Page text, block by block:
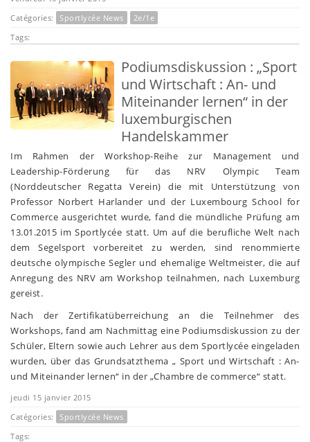
Catégories:
Sportlycée News
2e/1e
Tags:
Podiumsdiskussion : „Sport
und Wirtschaft : An- und
Miteinander lernen“ in der
luxemburgischen
Handelskammer
Im Rahmen der Workshop-Reihe zur Management und
Leadership-Förderung für das NRV Olympic Team
(Norddeutscher Regatta Verein) die mit Unterstützung von
Professor Norbert Harlander und der Luxembourg School for
Commerce ausgerichtet wurde, fand die mündliche Prüfung am
13.01.2015 im Sportlycée statt. Um auf die berufliche Welt nach
dem Segelsport vorbereitet zu werden, sind renommierte
deutsche olympische Segler und ehemalige Weltmeister, die auf
Anregung des NRV am Workshop teilnahmen, nach Luxemburg
gereist.
Nach der Zertifikatüberreichung an die Teilnehmer des
Workshops, fand am Nachmittag eine Podiumsdiskussion zu der
Schüler, Eltern sowie auch Lehrer aus dem Sportlycée eingeladen
wurden, über das Grundsatzthema „ Sport und Wirtschaft : An-
und Miteinander lernen“ in der „Chambre de commerce“ statt.
jeudi 15 janvier 2015
Catégories:
Sportlycée News
Tags: